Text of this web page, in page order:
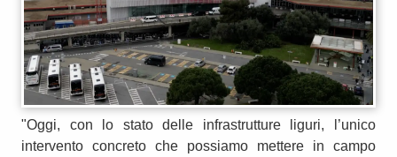
"Oggi, con lo stato delle infrastrutture liguri, l’unico
intervento concreto che possiamo mettere in campo